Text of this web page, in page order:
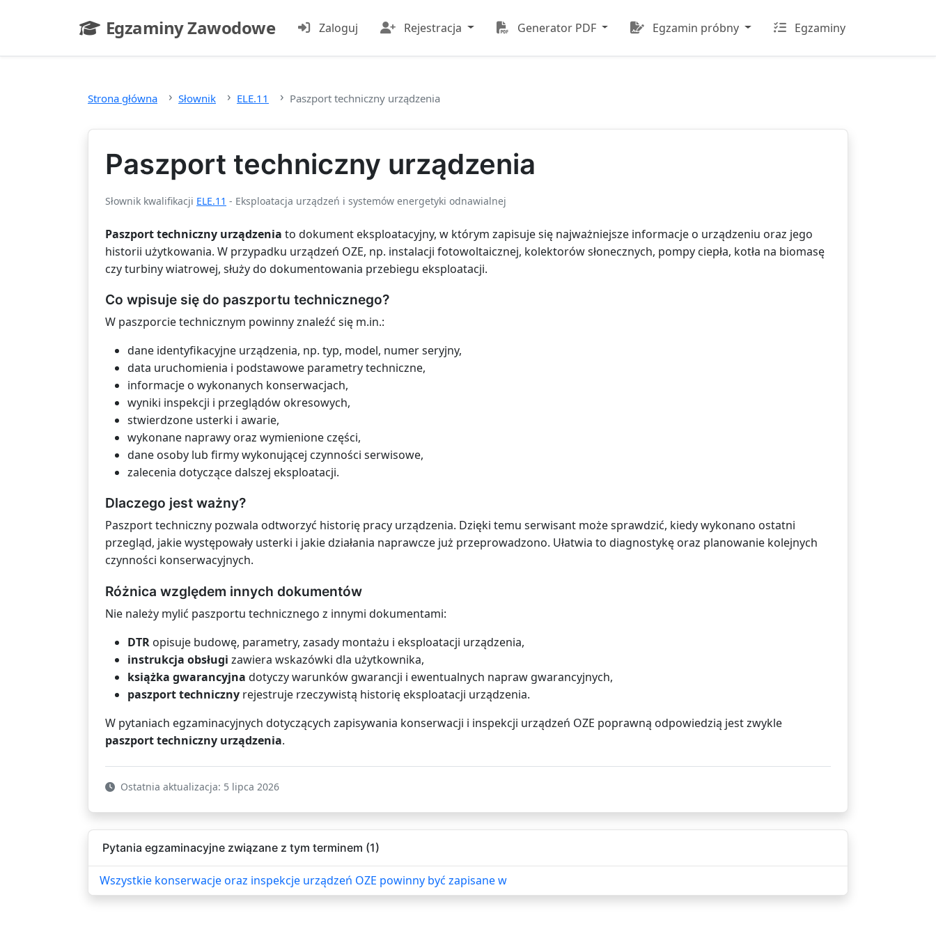
Egzaminy Zawodowe
- strona główna
Zaloguj Rejestracja Generator PDF Egzamin próbny Egzaminy
Strona główna Słownik ELE.11 Paszport techniczny urządzenia
Paszport techniczny urządzenia
Słownik kwalifikacji ELE.11 - Eksploatacja urządzeń i systemów energetyki odnawialnej
Paszport techniczny urządzenia to dokument eksploatacyjny, w którym zapisuje się najważniejsze informacje o urządzeniu oraz jego
historii użytkowania. W przypadku urządzeń OZE, np. instalacji fotowoltaicznej, kolektorów słonecznych, pompy ciepła, kotła na biomasę
czy turbiny wiatrowej, służy do dokumentowania przebiegu eksploatacji.
Co wpisuje się do paszportu technicznego?
W paszporcie technicznym powinny znaleźć się m.in.:
dane identyfikacyjne urządzenia, np. typ, model, numer seryjny,
data uruchomienia i podstawowe parametry techniczne,
informacje o wykonanych konserwacjach,
wyniki inspekcji i przeglądów okresowych,
stwierdzone usterki i awarie,
wykonane naprawy oraz wymienione części,
dane osoby lub firmy wykonującej czynności serwisowe,
zalecenia dotyczące dalszej eksploatacji.
Dlaczego jest ważny?
Paszport techniczny pozwala odtworzyć historię pracy urządzenia. Dzięki temu serwisant może sprawdzić, kiedy wykonano ostatni
przegląd, jakie występowały usterki i jakie działania naprawcze już przeprowadzono. Ułatwia to diagnostykę oraz planowanie kolejnych
czynności konserwacyjnych.
Różnica względem innych dokumentów
Nie należy mylić paszportu technicznego z innymi dokumentami:
DTR opisuje budowę, parametry, zasady montażu i eksploatacji urządzenia,
instrukcja obsługi zawiera wskazówki dla użytkownika,
książka gwarancyjna dotyczy warunków gwarancji i ewentualnych napraw gwarancyjnych,
paszport techniczny rejestruje rzeczywistą historię eksploatacji urządzenia.
W pytaniach egzaminacyjnych dotyczących zapisywania konserwacji i inspekcji urządzeń OZE poprawną odpowiedzią jest zwykle
paszport techniczny urządzenia.
Ostatnia aktualizacja: 5 lipca 2026
Pytania egzaminacyjne związane z tym terminem (1)
Wszystkie konserwacje oraz inspekcje urządzeń OZE powinny być zapisane w